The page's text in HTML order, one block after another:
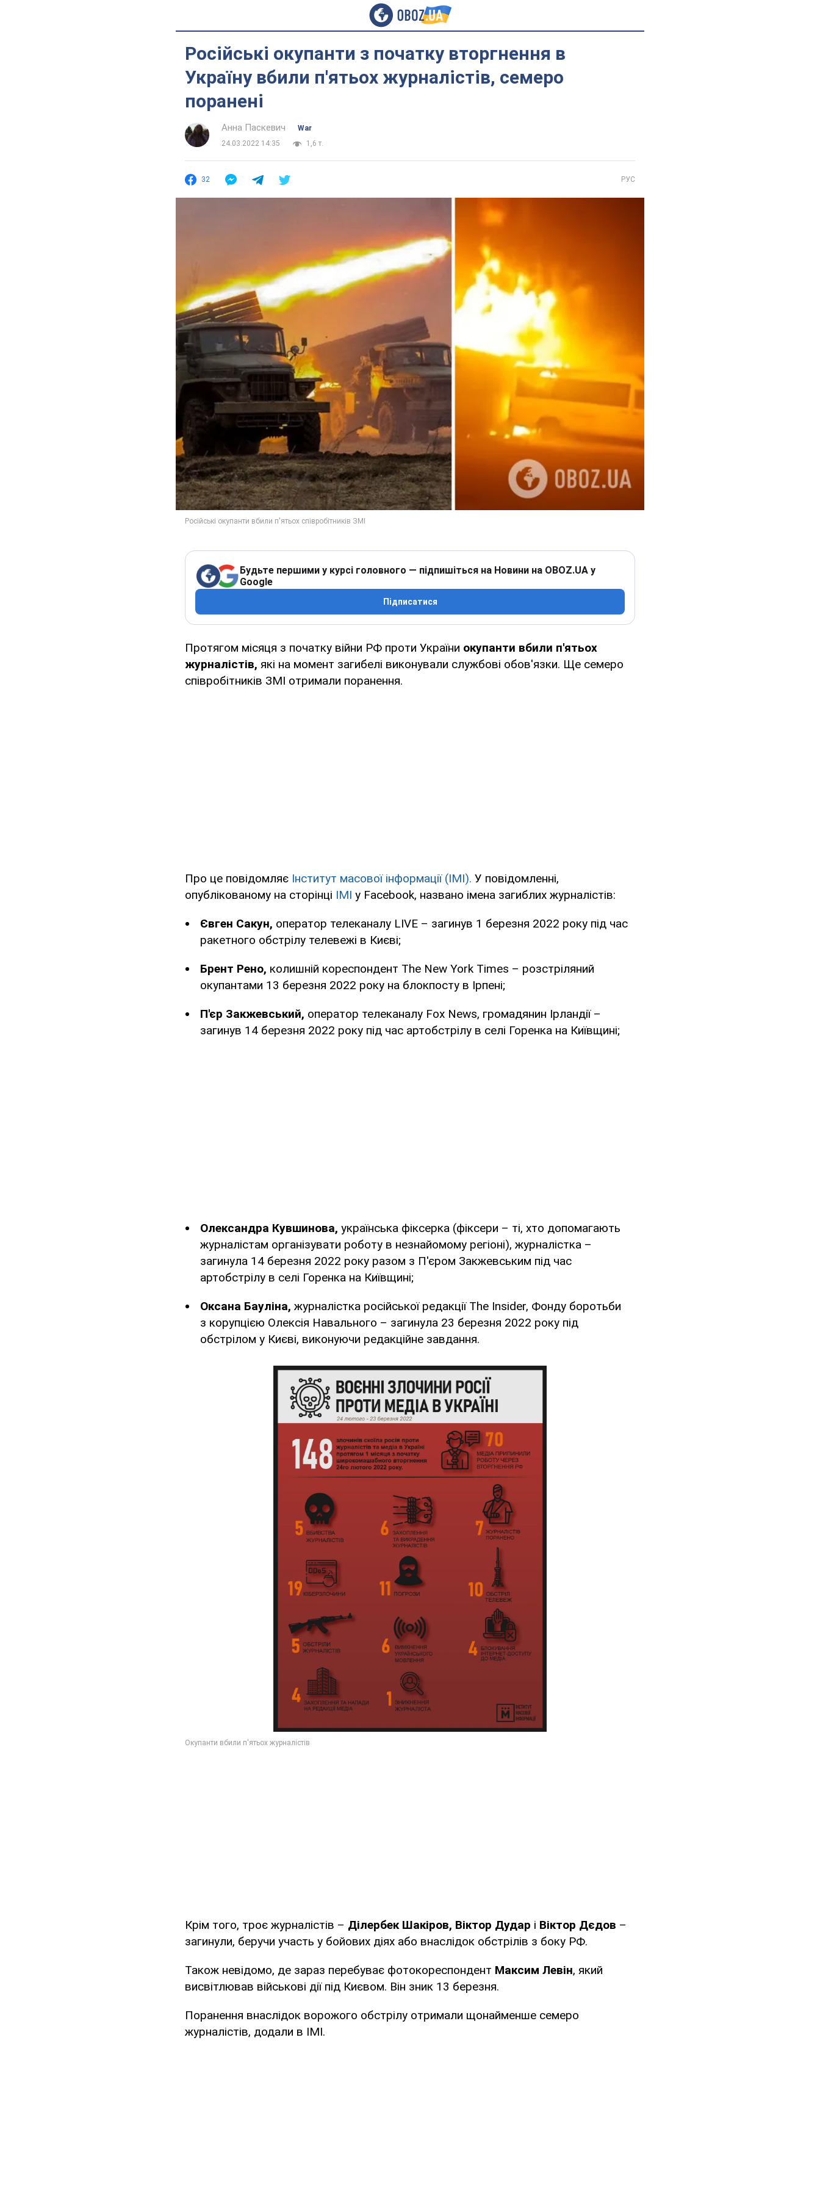
Російські окупанти з початку вторгнення в
Україну вбили п'ятьох журналістів, семеро
поранені
Анна Паскевич
War
24.03.2022 14:35
1,6 т.
32 РУС
Будьте першими у курсі головного — підпишіться на Новини на OBOZ.UA у
Google
Підписатися
Протягом місяця з початку війни РФ проти України окупанти вбили п'ятьох
журналістів, які на момент загибелі виконували службові обов'язки. Ще семеро
співробітників ЗМІ отримали поранення.
Про це повідомляє Інститут масової інформації (ІМІ). У повідомленні,
опублікованому на сторінці ІМІ у Facebook, названо імена загиблих журналістів:
Євген Сакун, оператор телеканалу LIVE – загинув 1 березня 2022 року під час
ракетного обстрілу телевежі в Києві;
Брент Рено, колишній кореспондент The New York Times – розстріляний
окупантами 13 березня 2022 року на блокпосту в Ірпені;
П'єр Закжевський, оператор телеканалу Fox News, громадянин Ірландії –
загинув 14 березня 2022 року під час артобстрілу в селі Горенка на Київщині;
Олександра Кувшинова, українська фіксерка (фіксери – ті, хто допомагають
журналістам організувати роботу в незнайомому регіоні), журналістка –
загинула 14 березня 2022 року разом з П'єром Закжевським під час
артобстрілу в селі Горенка на Київщині;
Оксана Бауліна, журналістка російської редакції The Insider, Фонду боротьби
з корупцією Олексія Навального – загинула 23 березня 2022 року під
обстрілом у Києві, виконуючи редакційне завдання.
Крім того, троє журналістів – Ділербек Шакіров, Віктор Дудар і Віктор Дєдов –
загинули, беручи участь у бойових діях або внаслідок обстрілів з боку РФ.
Також невідомо, де зараз перебуває фотокореспондент Максим Левін, який
висвітлював військові дії під Києвом. Він зник 13 березня.
Поранення внаслідок ворожого обстрілу отримали щонайменше семеро
журналістів, додали в ІМІ.